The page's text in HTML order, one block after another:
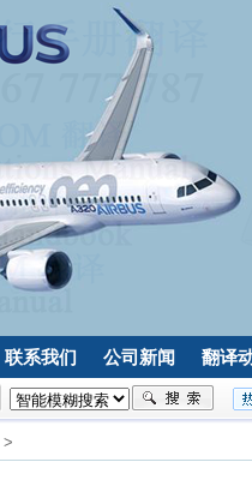
联系我们 公司新闻 翻译
>